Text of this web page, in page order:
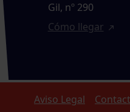
Gil, nº 290
Cómo llegar
Aviso Legal